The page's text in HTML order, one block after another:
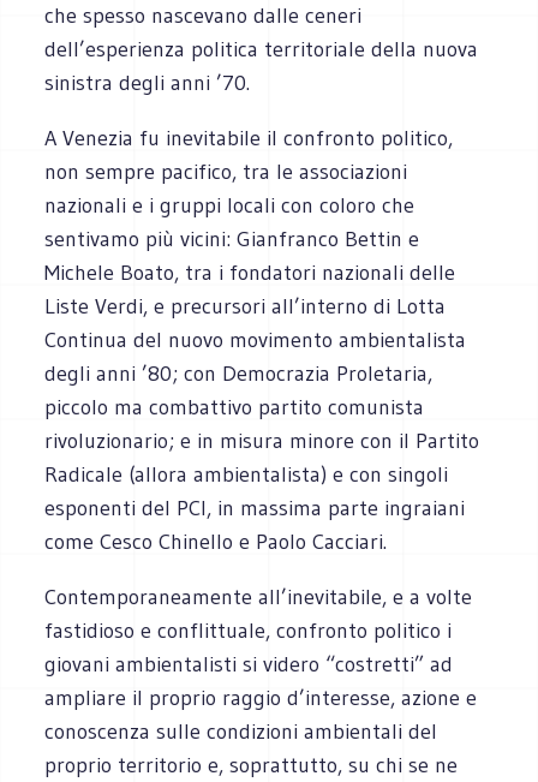
che spesso nascevano dalle ceneri
dell’esperienza politica territoriale della nuova
sinistra degli anni ’70.
A Venezia fu inevitabile il confronto politico,
non sempre pacifico, tra le associazioni
nazionali e i gruppi locali con coloro che
sentivamo più vicini: Gianfranco Bettin e
Michele Boato, tra i fondatori nazionali delle
Liste Verdi, e precursori all’interno di Lotta
Continua del nuovo movimento ambientalista
degli anni ’80; con Democrazia Proletaria,
piccolo ma combattivo partito comunista
rivoluzionario; e in misura minore con il Partito
Radicale (allora ambientalista) e con singoli
esponenti del PCI, in massima parte ingraiani
come Cesco Chinello e Paolo Cacciari.
Contemporaneamente all’inevitabile, e a volte
fastidioso e conflittuale, confronto politico i
giovani ambientalisti si videro “costretti” ad
ampliare il proprio raggio d’interesse, azione e
conoscenza sulle condizioni ambientali del
proprio territorio e, soprattutto, su chi se ne